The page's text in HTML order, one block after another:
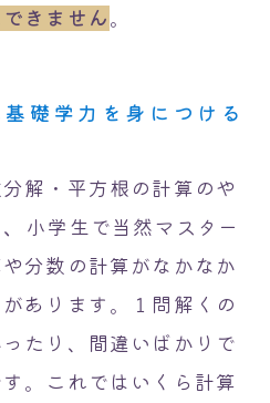
きません。
礎学力を身につける
解・平方根の計算のや
、 小学生で当然マスター
分数の計算がなかなか
あります。１問解くの
たり、間違いばかりで
。これではいくら計算